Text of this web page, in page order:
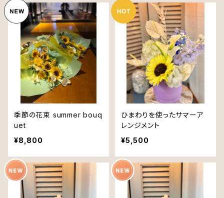
季節の花束 summer bouq
uet
¥8,800
ひまわりを使ったサマーア
レンジメント
¥5,500